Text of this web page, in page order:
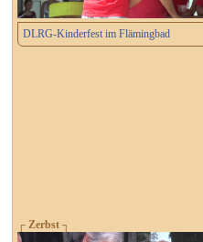
DLRG-Kinderfest im Flämingbad
┌ Zerbst ┐